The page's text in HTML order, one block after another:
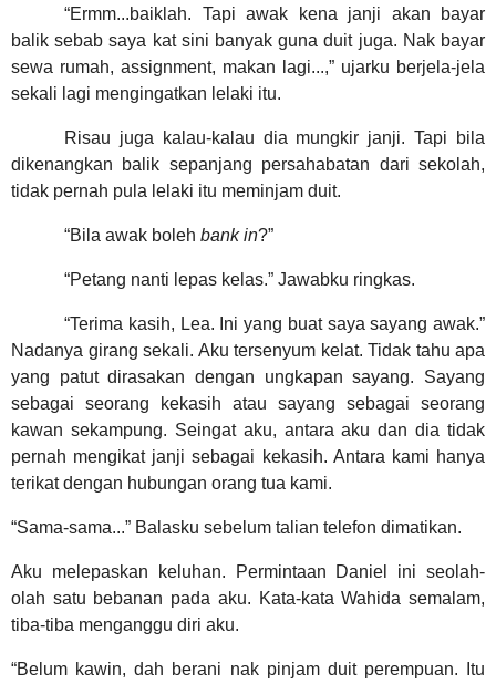
“Ermm...baiklah. Tapi awak kena janji akan bayar
balik sebab saya kat sini banyak guna duit juga. Nak bayar
sewa rumah, assignment, makan lagi...,” ujarku berjela-jela
sekali lagi mengingatkan lelaki itu.
Risau juga kalau-kalau dia mungkir janji. Tapi bila
dikenangkan balik sepanjang persahabatan dari sekolah,
tidak pernah pula lelaki itu meminjam duit.
“Bila awak boleh bank in?”
“Petang nanti lepas kelas.” Jawabku ringkas.
“Terima kasih, Lea. Ini yang buat saya sayang awak.”
Nadanya girang sekali. Aku tersenyum kelat. Tidak tahu apa
yang patut dirasakan dengan ungkapan sayang. Sayang
sebagai seorang kekasih atau sayang sebagai seorang
kawan sekampung. Seingat aku, antara aku dan dia tidak
pernah mengikat janji sebagai kekasih. Antara kami hanya
terikat dengan hubungan orang tua kami.
“Sama-sama...” Balasku sebelum talian telefon dimatikan.
Aku melepaskan keluhan. Permintaan Daniel ini seolah-
olah satu bebanan pada aku. Kata-kata Wahida semalam,
tiba-tiba menganggu diri aku.
“Belum kawin, dah berani nak pinjam duit perempuan. Itu